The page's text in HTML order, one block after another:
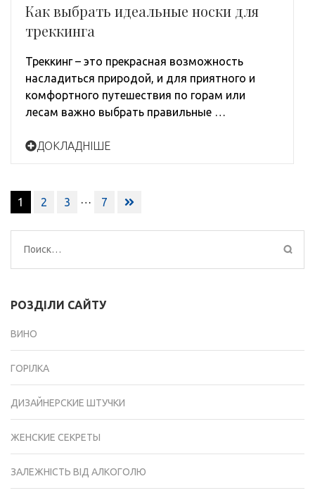
Как выбрать идеальные носки для
треккинга
Треккинг – это прекрасная возможность
насладиться природой, и для приятного и
комфортного путешествия по горам или
лесам важно выбрать правильные …
ДОКЛАДНІШЕ
Навигация
по
записям
1 2 3 … 7
Найти:
РОЗДІЛИ САЙТУ
ВИНО
ГОРІЛКА
ДИЗАЙНЕРСКИЕ ШТУЧКИ
ЖЕНСКИЕ СЕКРЕТЫ
ЗАЛЕЖНІСТЬ ВІД АЛКОГОЛЮ